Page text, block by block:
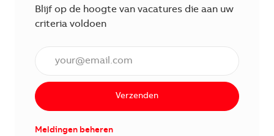
Blijf op de hoogte van vacatures die aan uw
criteria voldoen
Verzenden
Meldingen beheren